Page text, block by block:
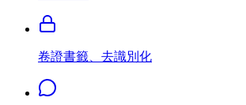
卷證書籤、去識別化